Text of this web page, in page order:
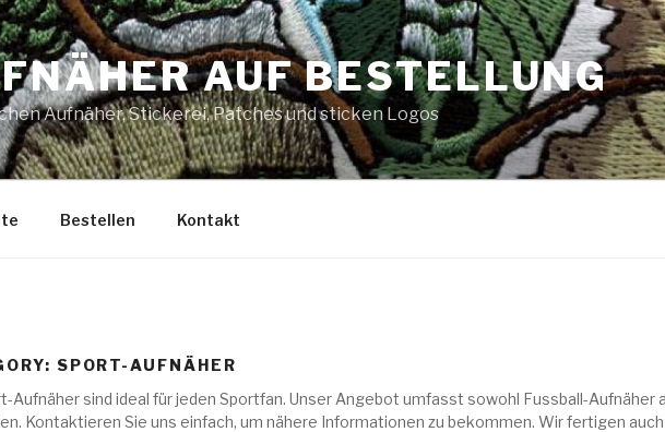
AUF BESTELLUNG
Aufnäher, Stickerei, Patches und sticken Logos
Bestellen Kontakt
SPORT-AUFNÄHER
Aufnäher sind ideal für jeden Sportfan. Unser Angebot umfasst sowohl Fussball-Aufnäher
Kontaktieren Sie uns einfach, um nähere Informationen zu bekommen. Wir fertigen